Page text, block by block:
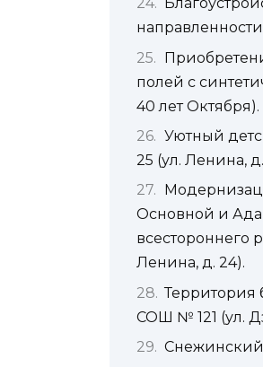
полей с
40 лет Октября).
Уютный
25 (ул. Ленина, д.
Основной и
всестороннего
Ленина, д. 24).
Территория
СОШ № 121 (ул.
Снежинский